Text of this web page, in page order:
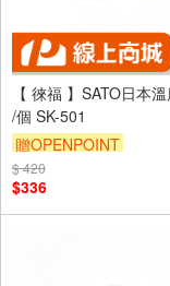
【 徠福 】SATO日本
/個 SK-501
贈OPENPOINT
$ 420
$336